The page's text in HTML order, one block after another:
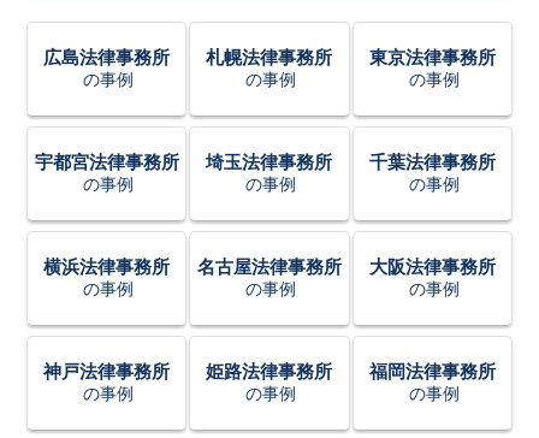
広島法律事務所
の事例
札幌法律事務所
の事例
東京法律事務所
の事例
宇都宮法律事務所
の事例
埼玉法律事務所
の事例
千葉法律事務所
の事例
横浜法律事務所
の事例
名古屋法律事務所
の事例
大阪法律事務所
の事例
神戸法律事務所
の事例
姫路法律事務所
の事例
福岡法律事務所
の事例